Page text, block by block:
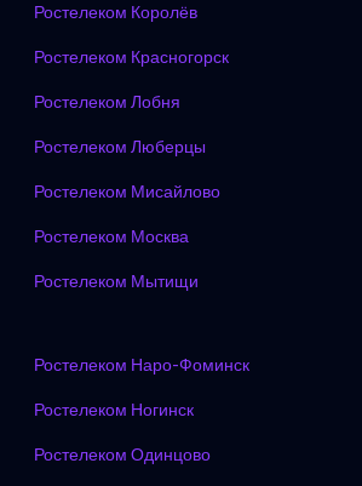
Ростелеком Королёв
Ростелеком Красногорск
Ростелеком Лобня
Ростелеком Люберцы
Ростелеком Мисайлово
Ростелеком Москва
Ростелеком Мытищи
Ростелеком Наро-Фоминск
Ростелеком Ногинск
Ростелеком Одинцово